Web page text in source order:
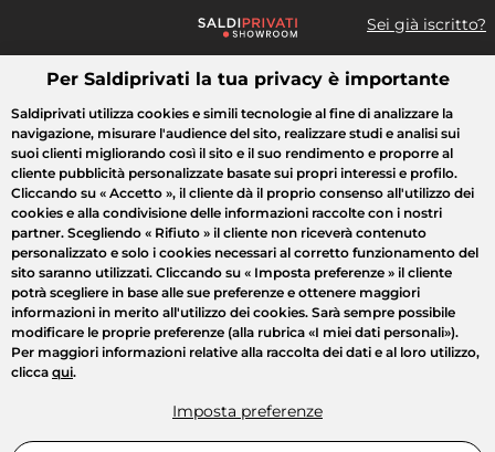
Sei già iscritto?
Cosa cerchi?
Tutte le vendite Moda Casa Bellezza Elettrodomestici
Per Saldiprivati la tua privacy è importante
Saldiprivati utilizza cookies e simili tecnologie al fine di analizzare la
navigazione, misurare l'audience del sito, realizzare studi e analisi sui
suoi clienti migliorando così il sito e il suo rendimento e proporre al
cliente pubblicità personalizzate basate sui propri interessi e profilo.
Cliccando su « Accetto », il cliente dà il proprio consenso all'utilizzo dei
cookies e alla condivisione delle informazioni raccolte con i nostri
partner. Scegliendo « Rifiuto » il cliente non riceverà contenuto
personalizzato e solo i cookies necessari al corretto funzionamento del
sito saranno utilizzati. Cliccando su « Imposta preferenze » il cliente
potrà scegliere in base alle sue preferenze e ottenere maggiori
informazioni in merito all'utilizzo dei cookies. Sarà sempre possibile
modificare le proprie preferenze (alla rubrica «I miei dati personali»).
Per maggiori informazioni relative alla raccolta dei dati e al loro utilizzo,
clicca qui.
Imposta preferenze